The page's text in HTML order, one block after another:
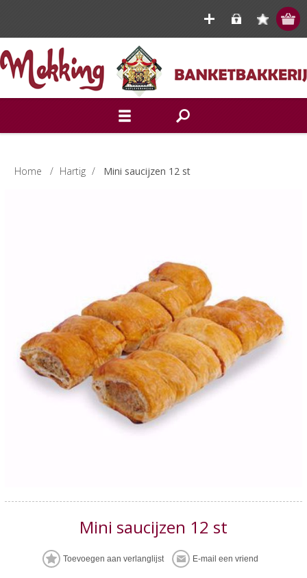
Home / Hartig / Mini saucijzen 12 st
Mini saucijzen 12 st